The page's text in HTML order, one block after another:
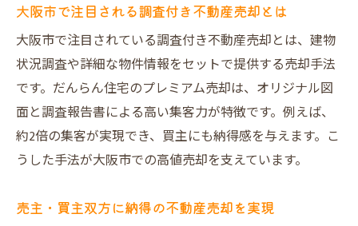
大阪市で注目される調査付き不動産売却とは
大阪市で注目されている調査付き不動産売却とは、建物
状況調査や詳細な物件情報をセットで提供する売却手法
です。だんらん住宅のプレミアム売却は、オリジナル図
面と調査報告書による高い集客力が特徴です。例えば、
約2倍の集客が実現でき、買主にも納得感を与えます。こ
うした手法が大阪市での高値売却を支えています。
売主・買主双方に納得の不動産売却を実現